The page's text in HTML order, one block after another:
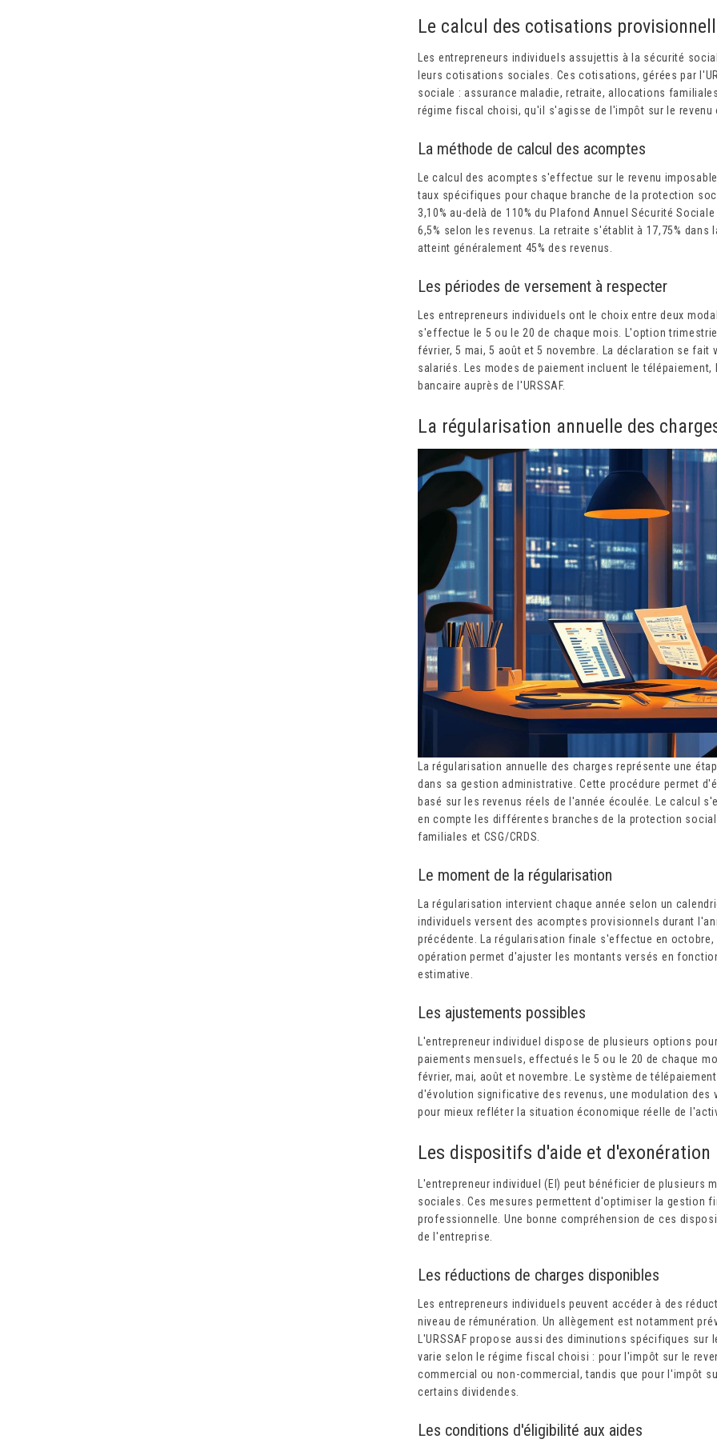
Le calcul des cotisations
Les entrepreneurs individuels assujettis à la sécurité
leurs cotisations sociales. Ces cotisations, gérées par
sociale : assurance maladie, retraite, allocations
régime fiscal choisi, qu'il s'agisse de l'impôt sur le
La méthode de calcul des acomptes
Le calcul des acomptes s'effectue sur le revenu
taux spécifiques pour chaque branche de la protection
3,10% au-delà de 110% du Plafond Annuel Sécurité
6,5% selon les revenus. La retraite s'établit à 17,75%
atteint généralement 45% des revenus.
Les périodes de versement à respecter
Les entrepreneurs individuels ont le choix entre deux
s'effectue le 5 ou le 20 de chaque mois. L'option
février, 5 mai, 5 août et 5 novembre. La déclaration se fait
salariés. Les modes de paiement incluent le
bancaire auprès de l'URSSAF.
La régularisation annuelle des
La régularisation annuelle des charges représente une
dans sa gestion administrative. Cette procédure permet
basé sur les revenus réels de l'année écoulée. Le calcul
en compte les différentes branches de la protection
familiales et CSG/CRDS.
Le moment de la régularisation
La régularisation intervient chaque année selon un
individuels versent des acomptes provisionnels durant
précédente. La régularisation finale s'effectue en
opération permet d'ajuster les montants versés en
estimative.
Les ajustements possibles
L'entrepreneur individuel dispose de plusieurs options
paiements mensuels, effectués le 5 ou le 20 de chaque
février, mai, août et novembre. Le système de
d'évolution significative des revenus, une modulation des
pour mieux refléter la situation économique réelle de
Les dispositifs d'aide et d'exonération
L'entrepreneur individuel (EI) peut bénéficier de plusieurs
sociales. Ces mesures permettent d'optimiser la gestion
professionnelle. Une bonne compréhension de ces
de l'entreprise.
Les réductions de charges disponibles
Les entrepreneurs individuels peuvent accéder à des
niveau de rémunération. Un allègement est notamment
L'URSSAF propose aussi des diminutions spécifiques
varie selon le régime fiscal choisi : pour l'impôt sur le
commercial ou non-commercial, tandis que pour l'impôt
certains dividendes.
Les conditions d'éligibilité aux aides